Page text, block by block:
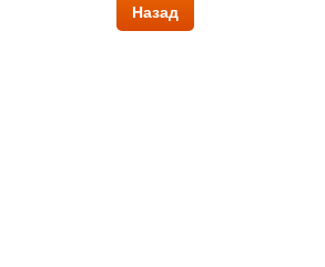
Назад